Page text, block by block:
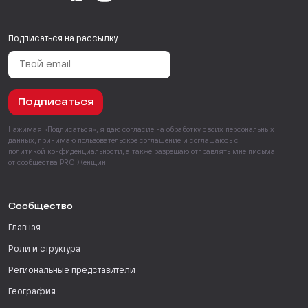
Подписаться на рассылку
Подписаться
Нажимая «Подписаться», я даю согласие на обработку своих персональных
данных , принимаю пользовательское соглашение и соглашаюсь с
политикой конфиденциальности , а также разрешаю отправлять мне письма
от сообщества PRO Женщин.
Сообщество
Главная
Роли и структура
Региональные представители
География